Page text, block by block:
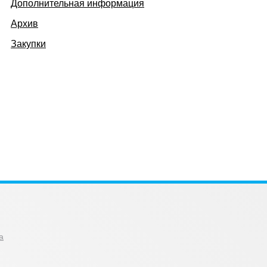
Дополнительная информация
Архив
Закупки